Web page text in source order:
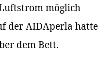
möglich
der AIDAperla hatte
dem Bett.